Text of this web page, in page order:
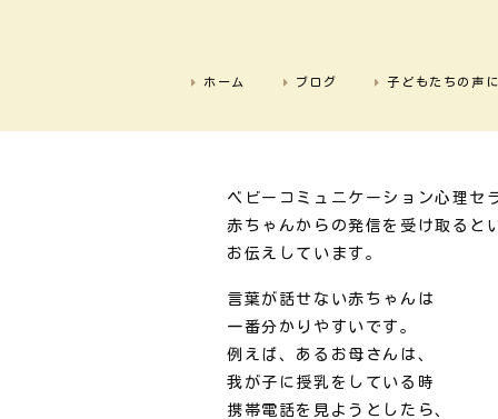
ホーム ブログ 子どもたちの声
ベビーコミュニケーション心理セ
赤ちゃんからの発信を受け取ると
お伝えしています。
言葉が話せない赤ちゃんは
一番分かりやすいです。
例えば、あるお母さんは、
我が子に授乳をしている時
携帯電話を見ようとしたら、